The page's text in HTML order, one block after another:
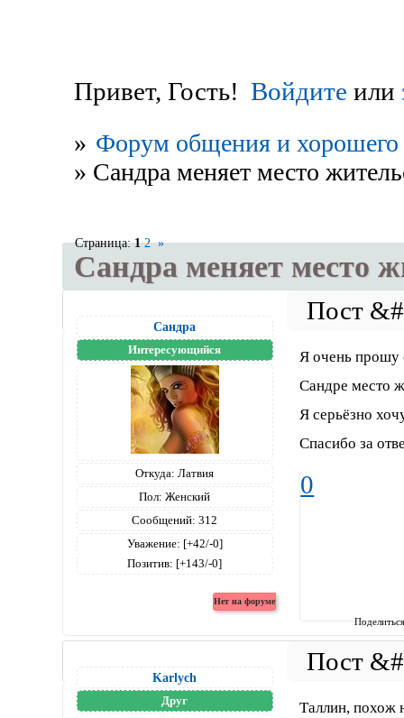
Привет, Гость! Войдите или
» Форум общения и хорошего
» Сандра меняет место
Сандра меняет место
Страница:1 2 »
Сандра
Интересующийся
Откуда: Латвия
Пол: Женский
Сообщений: 312
Уважение: [+42/-0]
Позитив: [+143/-0]
Я очень прошу
Сандре место
Я серьёзно
Спасибо за
0
Karlych
Друг Таллин, похож